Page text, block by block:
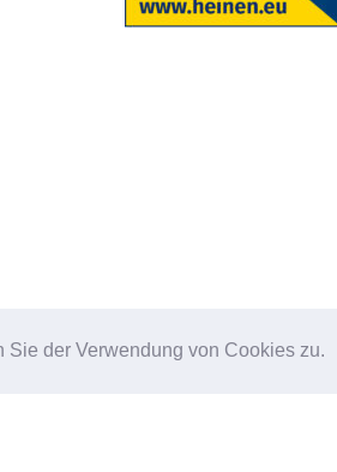
der Verwendung von Cookies zu.